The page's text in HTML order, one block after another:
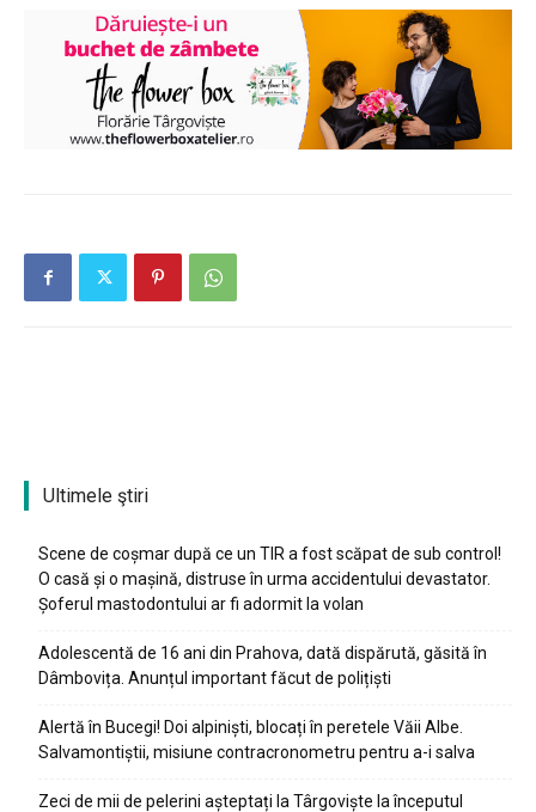
Ultimele ştiri
Scene de coșmar după ce un TIR a fost scăpat de sub control!
O casă și o mașină, distruse în urma accidentului devastator.
Șoferul mastodontului ar fi adormit la volan
Adolescentă de 16 ani din Prahova, dată dispărută, găsită în
Dâmbovița. Anunțul important făcut de polițiști
Alertă în Bucegi! Doi alpiniști, blocați în peretele Văii Albe.
Salvamontiștii, misiune contracronometru pentru a-i salva
Zeci de mii de pelerini așteptați la Târgoviște la începutul